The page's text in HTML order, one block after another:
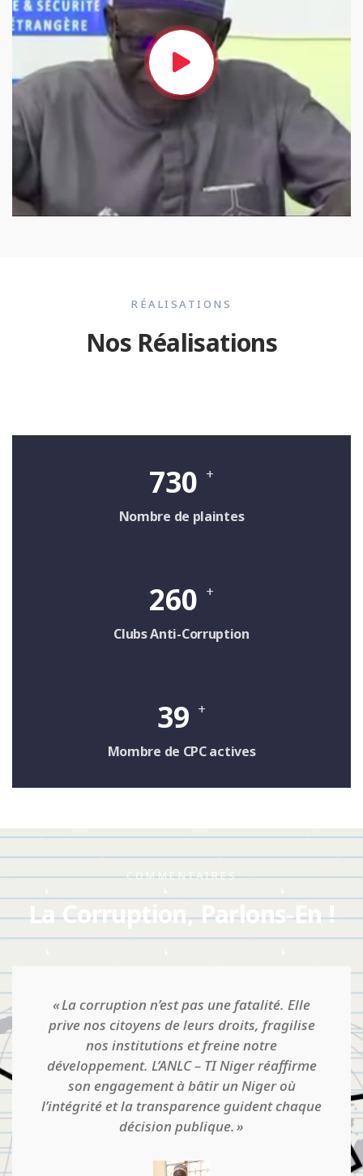
RÉALISATIONS
Nos Réalisations
730 +
Nombre de plaintes
260 +
Clubs Anti-Corruption
39 +
Mombre de CPC actives
COMMENTAIRES
La Corruption, Parlons-En !
Quand on pense qu'on est établi dans une
situation d'intégrité, qu'il y a une culture
d'honnêteté et qu'il n'y a pas de corruption,
que tout va bien en somme, c'est là que le
danger guette